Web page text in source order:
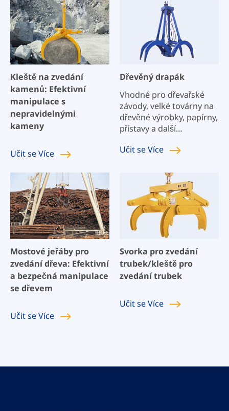
Kleště na zvedání
kamenů: Efektivní
manipulace s
nepravidelnými
kameny
Učit seVíce
Dřevěný drapák
Vhodné pro dřevařské
závody, velké továrny na
dřevěné výrobky, papírny,
přístavy a další
používané pro vykládání,
nakládání a stohování.
Učit seVíce
Mostové jeřáby pro
zvedání dřeva: Efektivní
a bezpečná manipulace
se dřevem
Učit seVíce
Svorka pro zvedání
trubek/kleště pro
zvedání trubek
Učit seVíce